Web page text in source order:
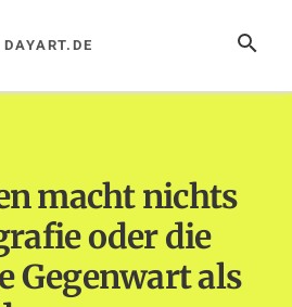
SUCHE
DAYART.DE
macht nichts
oder die
Gegenwart als